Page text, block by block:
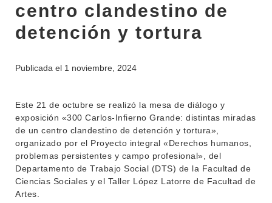
centro clandestino de
detención y tortura
Publicada el 1 noviembre, 2024
Este 21 de octubre se realizó la mesa de diálogo y
exposición «300 Carlos-Infierno Grande: distintas miradas
de un centro clandestino de detención y tortura»,
organizado por el Proyecto integral «Derechos humanos,
problemas persistentes y campo profesional», del
Departamento de Trabajo Social (DTS) de la Facultad de
Ciencias Sociales y el Taller López Latorre de Facultad de
Artes.